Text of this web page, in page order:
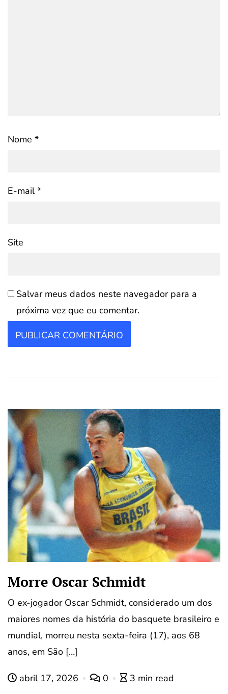
Nome *
E-mail*
Site
Salvar meus dados neste navegador para a
próxima vez que eu comentar.
Morre Oscar Schmidt
O ex-jogador Oscar Schmidt, considerado um dos
maiores nomes da história do basquete brasileiro e
mundial, morreu nesta sexta-feira (17), aos 68
anos, em São […]
abril 17, 2026 0 3 min read